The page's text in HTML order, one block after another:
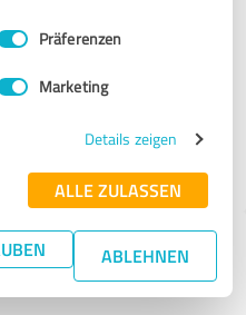
Präferenzen
Marketing
Details zeigen
ALLE ZULASSEN
ABLEHNEN
Lohnsteuerhilfe E.V.
finden - mit